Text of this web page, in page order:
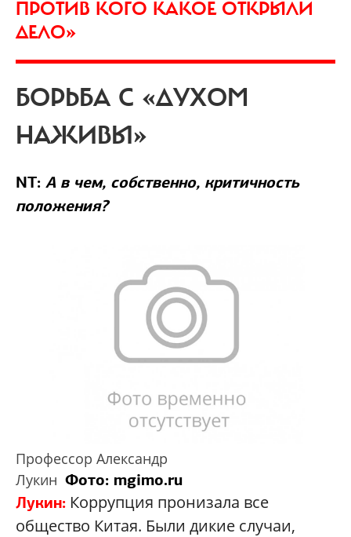
ПРОТИВ КОГО КАКОЕ ОТКРЫЛИ
ДЕЛО»
БОРЬБА С «ДУХОМ
НАЖИВЫ»
NT: А в чем, собственно, критичность
положения?
Профессор Александр
Лукин Фото: mgimo.ru
Лукин: Коррупция пронизала все
общество Китая. Были дикие случаи,